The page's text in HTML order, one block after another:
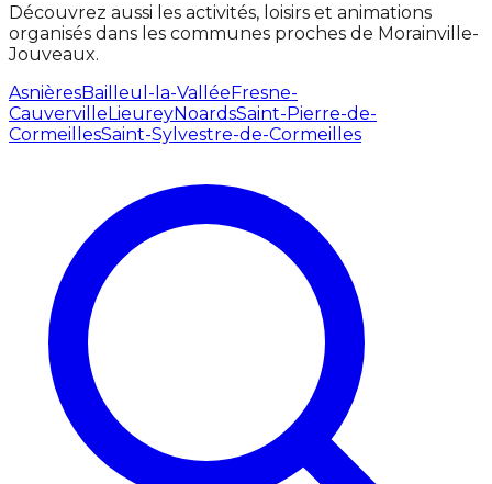
Découvrez aussi les activités, loisirs et animations
organisés dans les communes proches de Morainville-
Jouveaux.
AsnièresBailleul-la-ValléeFresne-
CauvervilleLieureyNoardsSaint-Pierre-de-
CormeillesSaint-Sylvestre-de-Cormeilles